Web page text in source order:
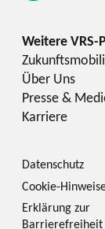
Über Uns
Presse &
Karriere
Datenschutz
Cookie-
Erklärung zur
Barrierefreiheit